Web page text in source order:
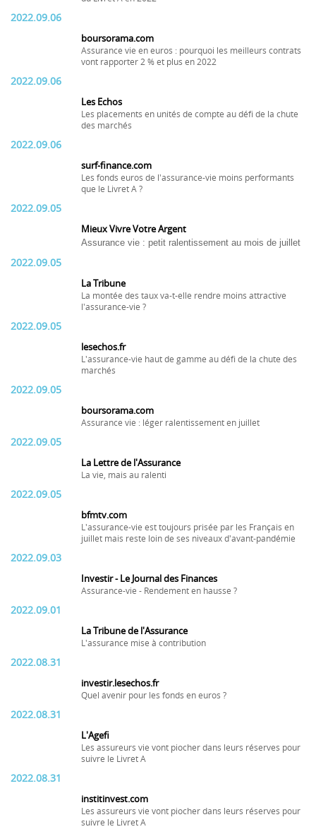
2022.09.06
boursorama.com
Assurance vie en euros : pourquoi les meilleurs contrats
vont rapporter 2 % et plus en 2022
2022.09.06
Les Echos
Les placements en unités de compte au défi de la chute
des marchés
2022.09.06
surf-finance.com
Les fonds euros de l'assurance-vie moins performants
que le Livret A ?
2022.09.05
Mieux Vivre Votre Argent
Assurance vie : petit ralentissement au mois de juillet
2022.09.05
La Tribune
La montée des taux va-t-elle rendre moins attractive
l'assurance-vie ?
2022.09.05
lesechos.fr
L'assurance-vie haut de gamme au défi de la chute des
marchés
2022.09.05
boursorama.com
Assurance vie : léger ralentissement en juillet
2022.09.05
La Lettre de l'Assurance
La vie, mais au ralenti
2022.09.05
bfmtv.com
L'assurance-vie est toujours prisée par les Français en
juillet mais reste loin de ses niveaux d'avant-pandémie
2022.09.03
Investir - Le Journal des Finances
Assurance-vie - Rendement en hausse ?
2022.09.01
La Tribune de l'Assurance
L'assurance mise à contribution
2022.08.31
investir.lesechos.fr
Quel avenir pour les fonds en euros ?
2022.08.31
L'Agefi
Les assureurs vie vont piocher dans leurs réserves pour
suivre le Livret A
2022.08.31
institinvest.com
Les assureurs vie vont piocher dans leurs réserves pour
suivre le Livret A